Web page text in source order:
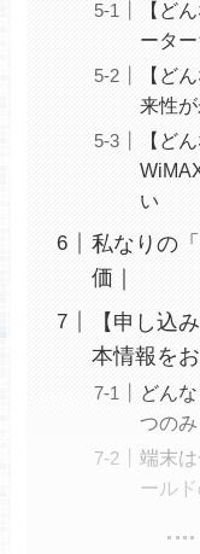
【ど
ータ
【ど
来性
【ど
い
私なりの
価｜
【申し込
本情報を
どん
つのみ
端末
ール